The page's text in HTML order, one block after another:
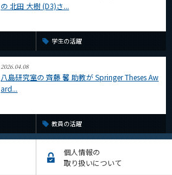
の 北田 大樹 (D3)さ...
学生の活躍
2026.04.08
八島研究室の 齊藤 馨 助教が Springer Theses Aw
ard...
教員の活躍
個人情報の
取り扱いについて